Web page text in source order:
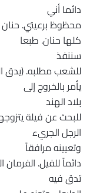
دائما أني
محظوظ برعيتي. حنان
كلها حنان. طبعا
سننفذ
للشعب مطلبه. (يدق
يأمر بالخروج إلى
بلاد الهند
للبحث عن فيلة
الرجل الجريء
وتعيينه مرافقاً
دائماً للفيل. الفرمان
تدق فيه